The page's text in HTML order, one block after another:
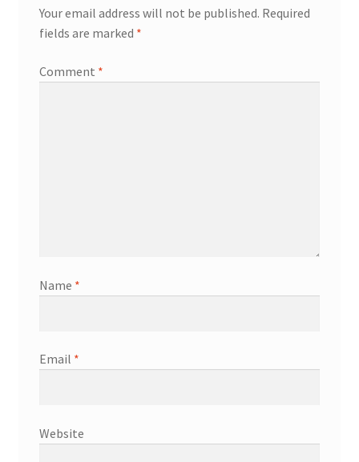
Your email address will not be published. Required
fields are marked *
Comment *
Name *
Email *
Website